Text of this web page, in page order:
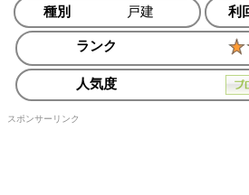
種別 戸建 利
ランク
人気度
スポンサーリンク